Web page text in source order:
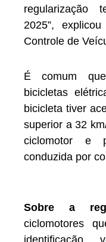
regularização
2025”,
Controle de
É comum
bicicletas
bicicleta tiver
superior a 32
ciclomotor e
conduzida por
Sobre a
ciclomotores